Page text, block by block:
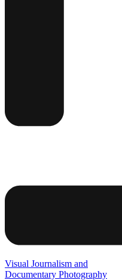
Visual Journalism and
Documentary Photography